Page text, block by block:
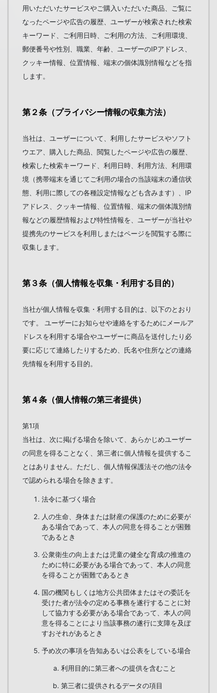
用いただいたサービスやご購入いただいた商品、ご覧に
なったページや広告の履歴、ユーザーが検索された検索
キーワード、ご利用日時、ご利用の方法、ご利用環境、
郵便番号や性別、職業、年齢、ユーザーのIPアドレス、
クッキー情報、位置情報、端末の個体識別情報などを指
します。
第２条（プライバシー情報の収集方法）
当社は、ユーザーについて、利用したサービスやソフト
ウエア、購入した商品、閲覧したページや広告の履歴、
検索した検索キーワード、利用日時、利用方法、利用環
境（携帯端末を通じてご利用の場合の当該端末の通信状
態、利用に際しての各種設定情報なども含みます）、IP
アドレス、クッキー情報、位置情報、端末の個体識別情
報などの履歴情報および特性情報を、ユーザーが当社や
提携先のサービスを利用しまたはページを閲覧する際に
収集します。
第３条（個人情報を収集・利用する目的）
当社が個人情報を収集・利用する目的は、以下のとおり
です。 ユーザーにお知らせや連絡をするためにメールア
ドレスを利用する場合やユーザーに商品を送付したり必
要に応じて連絡したりするため、氏名や住所などの連絡
先情報を利用する目的。
第４条（個人情報の第三者提供）
第1項
当社は、次に掲げる場合を除いて、あらかじめユーザー
の同意を得ることなく、第三者に個人情報を提供するこ
とはありません。ただし、個人情報保護法その他の法令
で認められる場合を除きます。
法令に基づく場合
人の生命、身体または財産の保護のために必要が
ある場合であって、本人の同意を得ることが困難
であるとき
公衆衛生の向上または児童の健全な育成の推進の
ために特に必要がある場合であって、本人の同意
を得ることが困難であるとき
国の機関もしくは地方公共団体またはその委託を
受けた者が法令の定める事務を遂行することに対
して協力する必要がある場合であって、本人の同
意を得ることにより当該事務の遂行に支障を及ぼ
すおそれがあるとき
予め次の事項を告知あるいは公表をしている場合
利用目的に第三者への提供を含むこと
第三者に提供されるデータの項目